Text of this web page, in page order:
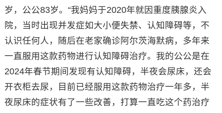
岁，公公83岁。“我妈妈于2020年就因重度胰腺炎入
院，当时出现并发症如大小便失禁、认知障碍等，不
认识任何人，随后在老家确诊阿尔茨海默病，多年来
一直服用这款药物进行认知障碍治疗。我的公公是在
2024年春节期间发现有认知障碍，半夜会尿床，还会
开衣柜去尿，目前已经服用这款药物治疗一年多，半
夜尿床的症状有了一些改善，打算一直吃这个药治疗